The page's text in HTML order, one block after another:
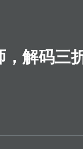
解码三